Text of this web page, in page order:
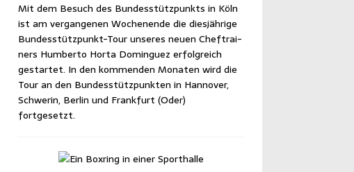
Mit dem Besuch des Bun­des­stütz­punkts in Köln
ist am ver­gan­ge­nen Wochen­en­de die dies­jäh­ri­ge
Bun­des­stütz­punkt-Tour unse­res neu­en Chef­trai­
ners Hum­ber­to Horta Dom­in­guez erfolg­reich
gestar­tet. In den kom­men­den Mona­ten wird die
Tour an den Bun­des­stütz­punk­ten in Han­no­ver,
Schwe­rin, Ber­lin und Frank­furt (Oder)
fortgesetzt.